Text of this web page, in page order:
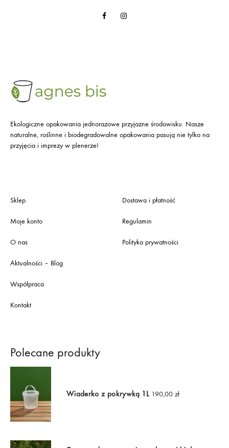
FacebookInstagram
Ekologiczne opakowania jednorazowe przyjazne środowisku. Nasze
naturalne, roślinne i biodegradowalne opakowania pasują nie tylko na
przyjęcia i imprezy w plenerze!
Sklep
Moje konto
O nas
Aktualności – Blog
Współpraca
Kontakt
Dostawa i płatność
Regulamin
Polityka prywatności
Polecane produkty
Wiaderko z pokrywką 1L 190,00 zł